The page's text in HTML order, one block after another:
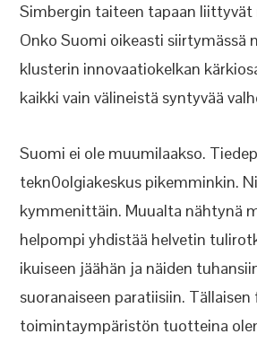
Simbergin taiteen tapaan liittyvät
Onko Suomi oikeasti siirtymässä
klusterin innovaatiokelkan
kaikki vain välineistä syntyvää
Suomi ei ole muumilaakso.
tekn0olgiakeskus pikemminkin.
kymmenittäin. Muualta nähtynä
helpompi yhdistää helvetin
ikuiseen jäähän ja näiden
suoranaiseen paratiisiin. Tällaisen
toimintaympäristön tuotteina